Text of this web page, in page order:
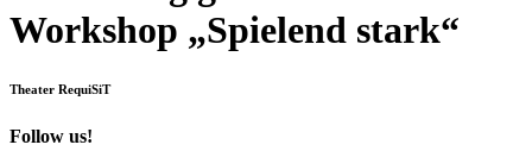
Workshop „Spielend stark“
Theater RequiSiT
Follow us!